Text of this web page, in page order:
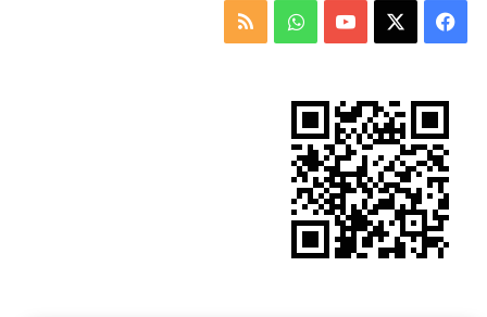
فيسبوك ‫YouTubeواتسابملخص